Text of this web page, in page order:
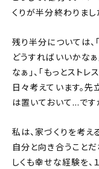
くりが半分終わりまし
残り半分については、
どうすればいいかなぁ
なぁ」、「もっとスト
日々考えています。
は置いておいて…です
私は、家づくりを考え
自分と向き合うことだ
しくも幸せな経験を、